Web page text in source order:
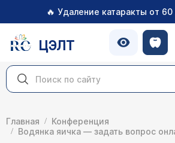
🔥 Удаление катаракты от 60
ЦЭЛТ
Главная
Конференция
Водянка яичка — задать вопрос